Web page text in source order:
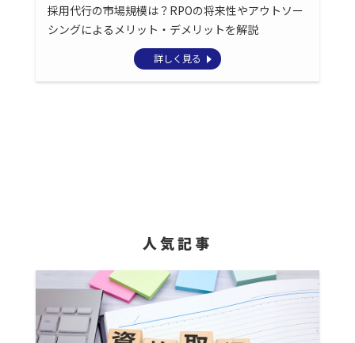
採用代行の市場規模は？RPOの将来性やアウトソー
シングによるメリット・デメリットを解説
詳しく見る
人気記事